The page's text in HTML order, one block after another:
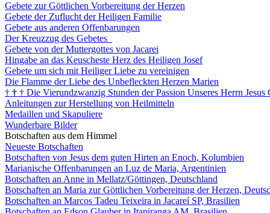
Gebete zur Göttlichen Vorbereitung der Herzen
Gebete der Zuflucht der Heiligen Familie
Gebete aus anderen Offenbarungen
Der Kreuzzug des Gebetes
Gebete von der Muttergottes von Jacarei
Hingabe an das Keuscheste Herz des Heiligen Josef
Gebete um sich mit Heiliger Liebe zu vereinigen
Die Flamme der Liebe des Unbefleckten Herzen Marien
† † † Die Vierundzwanzig Stunden der Passion Unseres Herrn Jesus
Anleitungen zur Herstellung von Heilmitteln
Medaillen und Skapuliere
Wunderbare Bilder
Botschaften aus dem Himmel
Neueste Botschaften
Botschaften von Jesus dem guten Hirten an Enoch, Kolumbien
Marianische Offenbarungen an Luz de Maria, Argentinien
Botschaften an Anne in Mellatz/Göttingen, Deutschland
Botschaften an Maria zur Göttlichen Vorbereitung der Herzen,
Botschaften an Marcos Tadeu Teixeira in Jacareí SP, Brasilien